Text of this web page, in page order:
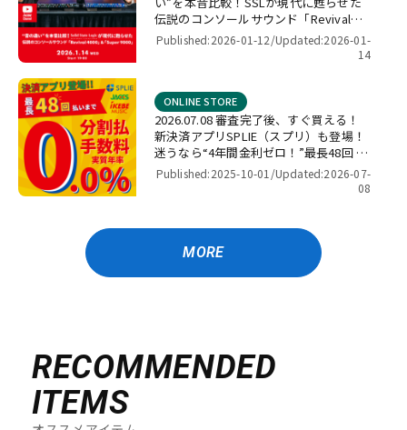
伝説のコンソールサウンド「Revival
4000」＆「Super 9000」【presented
Published:2026-01-12/Updated:2026-01-
14
2026.07.08 審査完了後、すぐ買える！
新決済アプリSPLIE（スプリ）も登場！
迷うなら“4年間金利ゼロ！”最長48回 無
金利キャンペーン
ONLINE STORE
Published:2025-10-01/Updated:2026-07-
08
MORE
RECOMMENDED
ITEMS